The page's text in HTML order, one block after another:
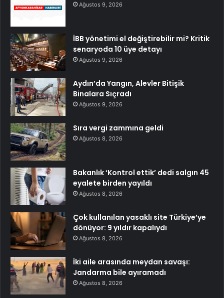
Ağustos 9, 2026
İBB yönetimi el değiştirebilir mi? Kritik
senaryoda 10 üye detayı
Ağustos 9, 2026
Aydın’da Yangın, Alevler Bitişik
Binalara Sıçradı
Ağustos 9, 2026
Sıra vergi zammına geldi
Ağustos 8, 2026
Bakanlık ‘Kontrol ettik’ dedi salgın 45
eyalete birden yayıldı
Ağustos 8, 2026
Çok kullanılan yasaklı site Türkiye’ye
dönüyor: 9 yıldır kapalıydı
Ağustos 8, 2026
İki aile arasında meydan savaşı:
Jandarma bile ayıramadı
Ağustos 8, 2026